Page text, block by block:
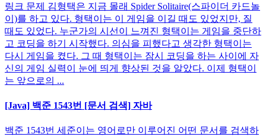
링크 문제 김형택은 지금 몰래 Spider Solitaire(스파이더 카드놀
이)를 하고 있다. 형택이는 이 게임을 이길 때도 있었지만, 질
때도 있었다. 누군가의 시선이 느껴진 형택이는 게임을 중단하
고 코딩을 하기 시작했다. 의심을 피했다고 생각한 형택이는
다시 게임을 켰다. 그 때 형택이는 잠시 코딩을 하는 사이에 자
신의 게임 실력이 눈에 띄게 향상된 것을 알았다. 이제 형택이
는 앞으로의 ...
[Java] 백준 1543번 [문서 검색] 자바
백준 1543번 세준이는 영어로만 이루어진 어떤 문서를 검색하